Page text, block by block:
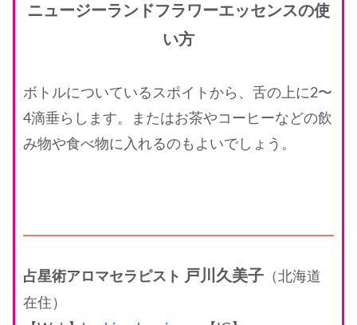
ニュージーランドフラワーエッセンスの使
い方
ボトルについているスポイトから、舌の上に2〜
4滴垂らします。またはお茶やコーヒーなどの飲
み物や食べ物に入れるのもよいでしょう。
占星術アロマセラピスト 戸川久美子 （北海道
在住）